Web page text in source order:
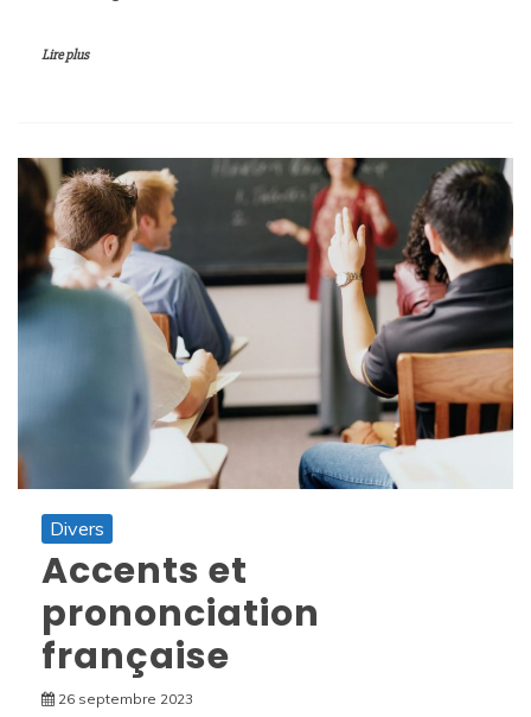
Lire plus
Divers
Accents et
prononciation
française
26 septembre 2023